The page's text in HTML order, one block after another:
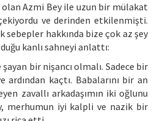
olan Azmi Bey ile uzun bir mülakat
ve derinden etkilenmişti.
sebepler hakkında bize çok az şey
kanlı sahneyi anlattı:
bir nişancı olmalı. Sadece bir
ardından kaçtı. Babalarını bir an
zavallı arkadaşımın iki oğlunu
merhumun iyi kalpli ve nazik bir